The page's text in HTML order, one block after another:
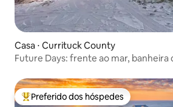
Casa ⋅ Currituck County
Future Days: frente ao mar, banheira
Entre os melhores preferidos dos
Preferido dos hóspedes